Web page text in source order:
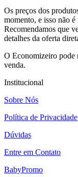
Os preços dos
momento, e isso não
Recomendamos que
detalhes da oferta
O Economizeiro pode
venda.
Institucional
Sobre Nós
Política de Privacidade
Dúvidas
Entre em Contato
BabyPromo